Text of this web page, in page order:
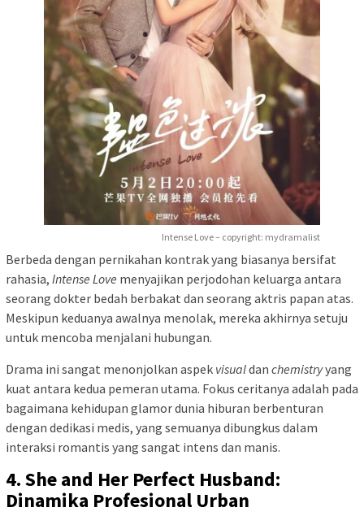
Intense Love – copyright: mydramalist
Berbeda dengan pernikahan kontrak yang biasanya bersifat
rahasia, Intense Love menyajikan perjodohan keluarga antara
seorang dokter bedah berbakat dan seorang aktris papan atas.
Meskipun keduanya awalnya menolak, mereka akhirnya setuju
untuk mencoba menjalani hubungan.
Drama ini sangat menonjolkan aspek visualdan chemistryyang
kuat antara kedua pemeran utama. Fokus ceritanya adalah pada
bagaimana kehidupan glamor dunia hiburan berbenturan
dengan dedikasi medis, yang semuanya dibungkus dalam
interaksi romantis yang sangat intens dan manis.
4. She and Her Perfect Husband:
Dinamika Profesional Urban